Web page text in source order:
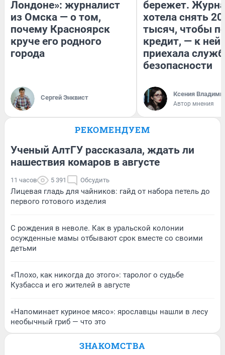
Лондоне»: журналист
из Омска — о том,
почему Красноярск
круче его родного
города
Сергей Энквист
бережет.
хотела снять
тысяч, чтобы
кредит, — к
приехала
безопасности
Ксения
Автор мнения
РЕКОМЕНДУЕМ
Ученый АлтГУ рассказала, ждать ли
нашествия комаров в августе
11 часов 5 391 Обсудить
Лицевая гладь для чайников: гайд от набора петель до
первого готового изделия
С рождения в неволе. Как в уральской колонии
осужденные мамы отбывают срок вместе со своими
детьми
«Плохо, как никогда до этого»: таролог о судьбе
Кузбасса и его жителей в августе
«Напоминает куриное мясо»: ярославцы нашли в лесу
необычный гриб — что это
ЗНАКОМСТВА